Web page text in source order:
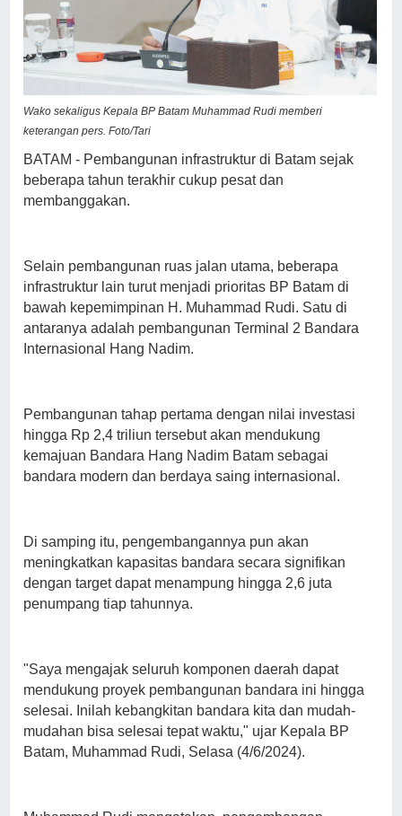
Wako sekaligus Kepala BP Batam Muhammad Rudi memberi
keterangan pers. Foto/Tari
BATAM - Pembangunan infrastruktur di Batam sejak
beberapa tahun terakhir cukup pesat dan
membanggakan.
Selain pembangunan ruas jalan utama, beberapa
infrastruktur lain turut menjadi prioritas BP Batam di
bawah kepemimpinan H. Muhammad Rudi. Satu di
antaranya adalah pembangunan Terminal 2 Bandara
Internasional Hang Nadim.
Pembangunan tahap pertama dengan nilai investasi
hingga Rp 2,4 triliun tersebut akan mendukung
kemajuan Bandara Hang Nadim Batam sebagai
bandara modern dan berdaya saing internasional.
Di samping itu, pengembangannya pun akan
meningkatkan kapasitas bandara secara signifikan
dengan target dapat menampung hingga 2,6 juta
penumpang tiap tahunnya.
"Saya mengajak seluruh komponen daerah dapat
mendukung proyek pembangunan bandara ini hingga
selesai. Inilah kebangkitan bandara kita dan mudah-
mudahan bisa selesai tepat waktu," ujar Kepala BP
Batam, Muhammad Rudi, Selasa (4/6/2024).